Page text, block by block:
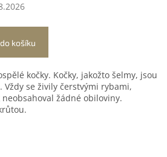
košíku
kočky. Kočky, jakožto šelmy, jsou
Vždy se živily čerstvými rybami,
žádné obiloviny.